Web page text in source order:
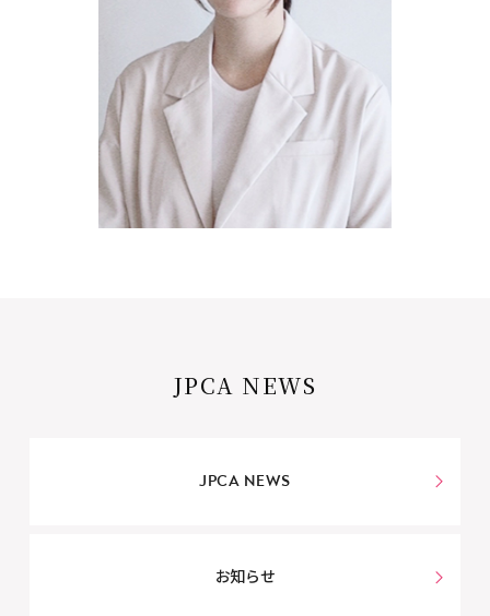
JPCA NEWS
JPCA NEWS
お知らせ